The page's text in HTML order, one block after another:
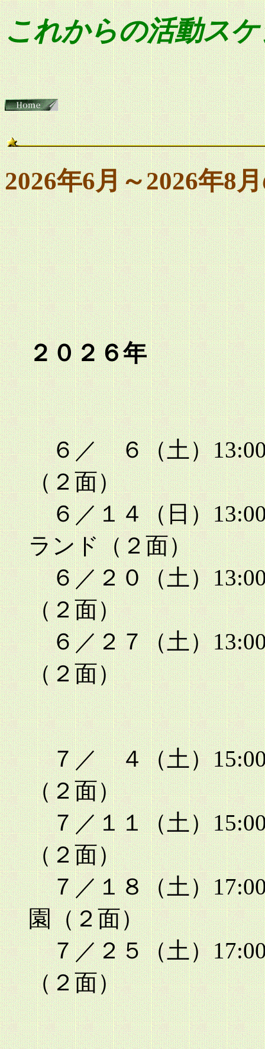
これからの活動ス
2026年6月～2026年8
２０２６年
６／ ６（土）13:00
（２面）
６／１４（日）
ランド（２面）
６／２０（土）
（２面）
６／２７（土）
（２面）
７／ ４（土）15:00
（２面）
７／１１（土）
（２面）
７／１８（土）
園（２面）
７／２５（土）
（２面）